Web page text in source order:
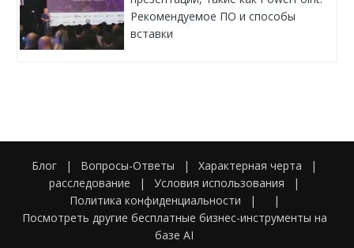
Рекомендуемое ПО и способы
вставки
Блог | Вопросы-Ответы | Характерная черта
|
расследование
| Условия использования
|
Политика конфиденциальности
|
|
Посмотреть другие бесплатные бизнес-инструменты на
базе AI